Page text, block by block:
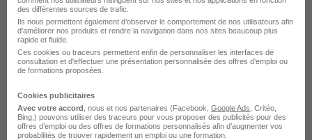
Moniteur Éducateur ou Éducateur
Spécialisé H/F
Dame Fontaine Bouillant Champhol
Champhol - 28
Voir l’offre
il y a 23 jours
des différentes sources de trafic.
Ils nous permettent également d’observer le comportement de nos utilisateurs afin
d'améliorer nos produits et rendre la navigation dans nos sites beaucoup plus
rapide et fluide.
Ces cookies ou traceurs permettent enfin de personnaliser les interfaces de
consultation et d'effectuer une présentation personnalisée des offres d'emploi ou
de formations proposées.
Cookies publicitaires
Avec votre accord , nous et nos partenaires (Facebook, Google Ads , Critéo,
Bing,) pouvons utiliser des traceurs pour vous proposer des publicités pour des
offres d’emploi ou des offres de formations personnalisés afin d’augmenter vos
probabilités de trouver rapidement un emploi ou une formation.